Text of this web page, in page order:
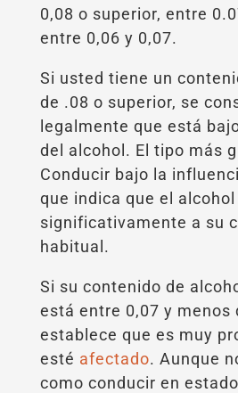
0,08 o superior, entre
entre 0,06 y 0,07.
Si usted tiene un
de .08 o superior, se
legalmente que está
del alcohol. El tipo más
Conducir bajo la
que indica que el
significativamente a su
habitual.
Si su contenido de
está entre 0,07 y menos
establece que es muy
esté afectado. Aunque
como conducir en